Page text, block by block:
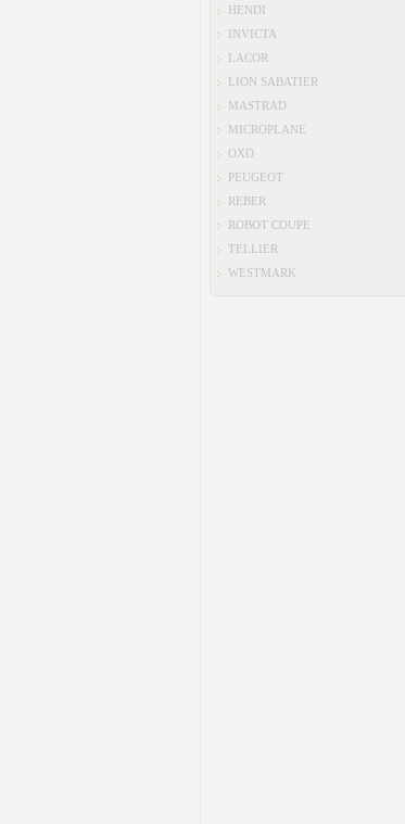
HENDI
INVICTA
LACOR
LION SABATIER
MASTRAD
MICROPLANE
OXO
PEUGEOT
REBER
ROBOT COUPE
TELLIER
WESTMARK